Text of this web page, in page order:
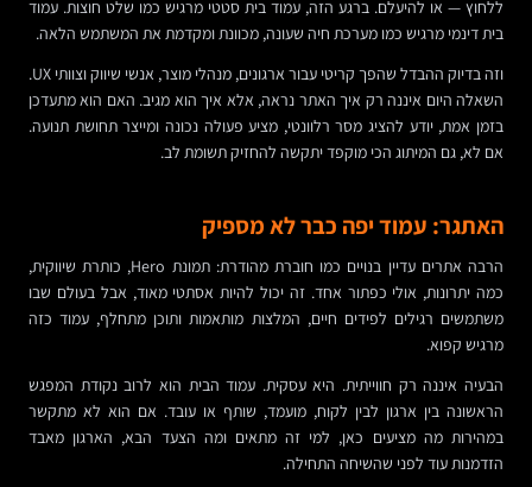
ללחוץ — או להיעלם. ברגע הזה, עמוד בית סטטי מרגיש כמו שלט חוצות. עמוד
בית דינמי מרגיש כמו מערכת חיה שעונה, מכוונת ומקדמת את המשתמש הלאה.
וזה בדיוק ההבדל שהפך קריטי עבור ארגונים, מנהלי מוצר, אנשי שיווק וצוותי UX.
השאלה היום איננה רק איך האתר נראה, אלא איך הוא מגיב. האם הוא מתעדכן
בזמן אמת, יודע להציג מסר רלוונטי, מציע פעולה נכונה ומייצר תחושת תנועה.
אם לא, גם המיתוג הכי מוקפד יתקשה להחזיק תשומת לב.
האתגר: עמוד יפה כבר לא מספיק
הרבה אתרים עדיין בנויים כמו חוברת מהודרת: תמונת Hero, כותרת שיווקית,
כמה יתרונות, אולי כפתור אחד. זה יכול להיות אסתטי מאוד, אבל בעולם שבו
משתמשים רגילים לפידים חיים, המלצות מותאמות ותוכן מתחלף, עמוד כזה
מרגיש קפוא.
הבעיה איננה רק חווייתית. היא עסקית. עמוד הבית הוא לרוב נקודת המפגש
הראשונה בין ארגון לבין לקוח, מועמד, שותף או עובד. אם הוא לא מתקשר
במהירות מה מציעים כאן, למי זה מתאים ומה הצעד הבא, הארגון מאבד
הזדמנות עוד לפני שהשיחה התחילה.